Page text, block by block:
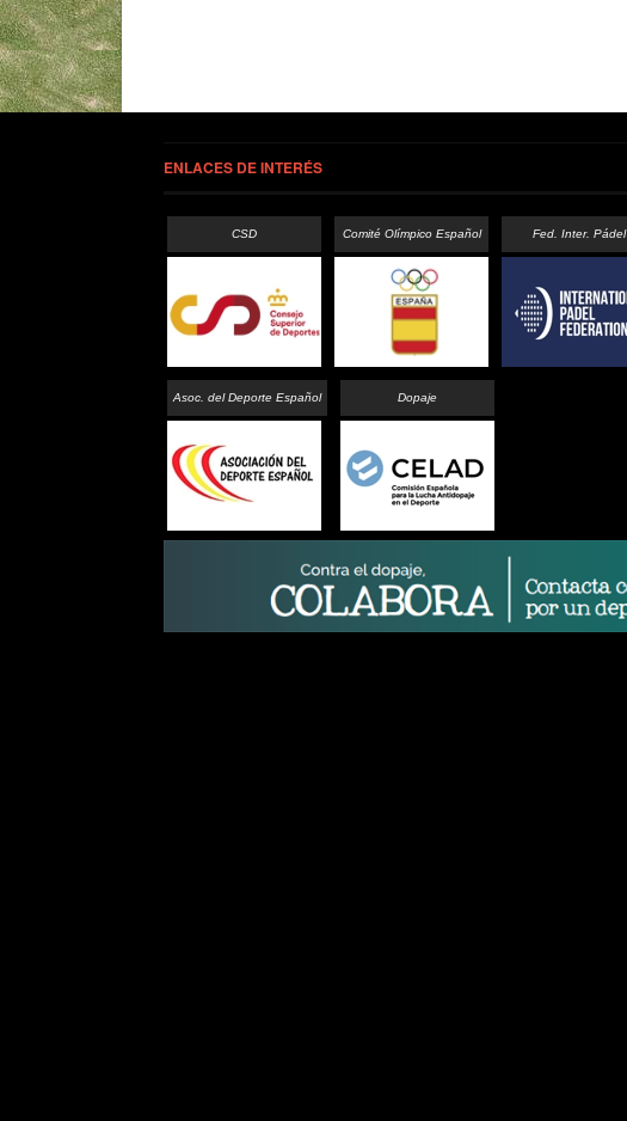
ENLACES DE INTERÉS
CSD Comité Olímpico Español Fed. Inter. Pádel
Asoc. del Deporte Español Dopaje